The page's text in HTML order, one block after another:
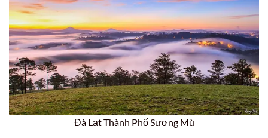
Đà Lạt Thành Phố Sương Mù